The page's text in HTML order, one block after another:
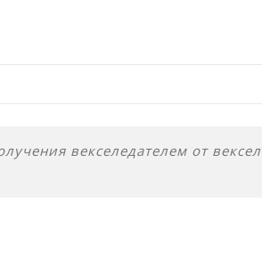
векселедателем от